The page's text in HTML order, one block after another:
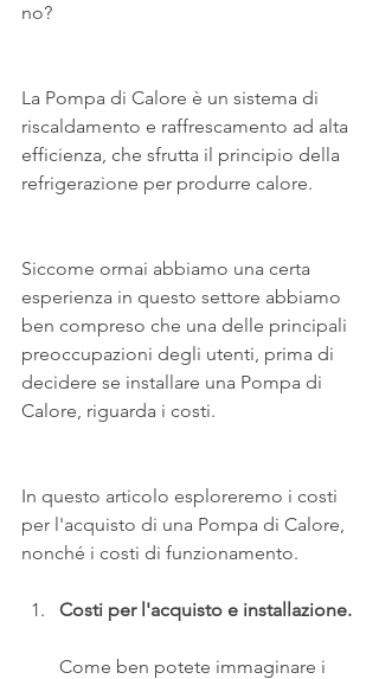
no?
La Pompa di Calore è un sistema di
riscaldamento e raffrescamento ad alta
efficienza, che sfrutta il principio della
refrigerazione per produrre calore.
Siccome ormai abbiamo una certa
esperienza in questo settore abbiamo
ben compreso che una delle principali
preoccupazioni degli utenti, prima di
decidere se installare una Pompa di
Calore, riguarda i costi.
In questo articolo esploreremo i costi
per l'acquisto di una Pompa di Calore,
nonché i costi di funzionamento.
Costi per l'acquisto e installazione.
Come ben potete immaginare i